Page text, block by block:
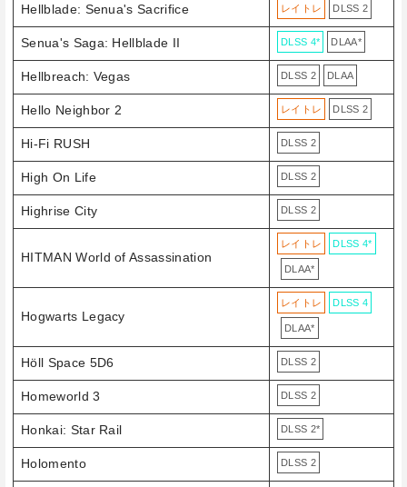
Hellblade: Senua's Sacrifice レイトレ DLSS 2
Senua's Saga: Hellblade II DLSS 4* DLAA*
Hellbreach: Vegas DLSS 2 DLAA
Hello Neighbor 2 レイトレ DLSS 2
Hi-Fi RUSH DLSS 2
High On Life DLSS 2
Highrise City DLSS 2
HITMAN World of Assassination
レイトレ DLSS 4*
DLAA*
Hogwarts Legacy
レイトレ DLSS 4
DLAA*
Höll Space 5D6 DLSS 2
Homeworld 3 DLSS 2
Honkai: Star Rail DLSS 2*
Holomento DLSS 2